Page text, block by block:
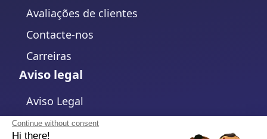
Continue without consent
Hi there!
Avaliações de clientes
Contacte-nos
Carreiras
Aviso legal
Aviso Legal
Política de Privacidade